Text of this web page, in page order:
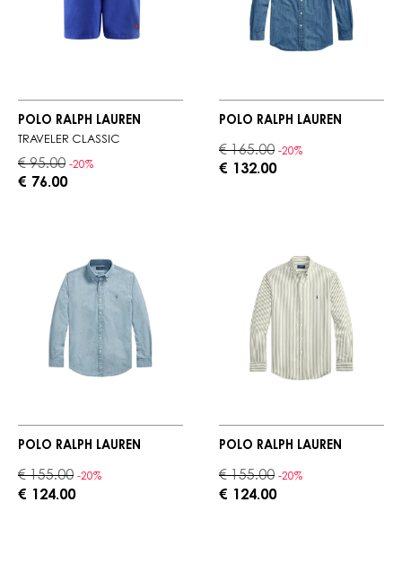
POLO RALPH LAUREN
TRAVELER CLASSIC
€ 95.00 -20%
€ 76.00
POLO RALPH LAUREN
€ 165.00 -20%
€ 132.00
POLO RALPH LAUREN
€ 155.00 -20%
€ 124.00
POLO RALPH LAUREN
€ 155.00 -20%
€ 124.00